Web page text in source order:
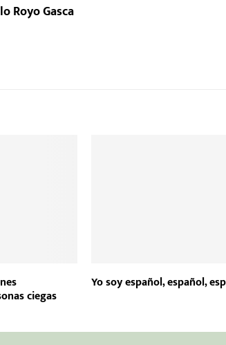
Royo Gasca
ciegas
Yo soy español, español,